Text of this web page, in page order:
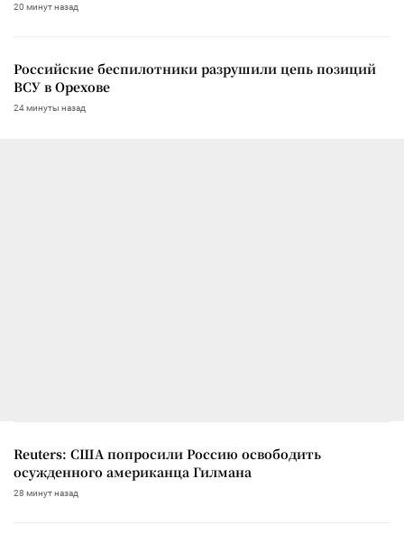
20 минут назад
Российские беспилотники разрушили цепь позиций
ВСУ в Орехове
24 минуты назад
Reuters: США попросили Россию освободить
осужденного американца Гилмана
28 минут назад